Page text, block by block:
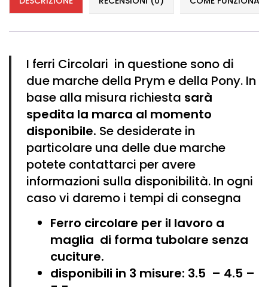
I ferri Circolari in questione sono di
due marche della Prym e della Pony. In
base alla misura richiesta sarà
spedita la marca al momento
disponibile. Se desiderate in
particolare una delle due marche
potete contattarci per avere
informazioni sulla disponibilità. In ogni
caso vi daremo i tempi di consegna
Ferro circolare per il lavoro a
maglia di forma tubolare senza
cuciture.
disponibili in 3 misure: 3.5 – 4.5 –